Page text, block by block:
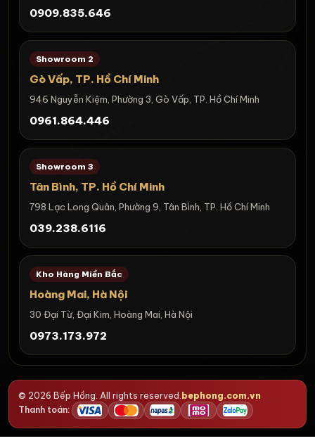
0909.835.646
Showroom 2
Gò Vấp, TP. Hồ Chí Minh
946 Nguyễn Kiệm, Phường 3, Gò Vấp, TP. Hồ Chí Minh
0961.864.446
Showroom 3
Tân Bình, TP. Hồ Chí Minh
798 Lạc Long Quân, Phường 9, Tân Bình, TP. Hồ Chí Minh
039.238.6116
Kho Hàng Miền Bắc
Hoàng Mai, Hà Nội
30 Đại Từ, Đại Kim, Hoàng Mai, Hà Nội
0973.173.972
© 2026 Bếp Hồng. All rights reserved. bephong.com.vn
Thanh toán: